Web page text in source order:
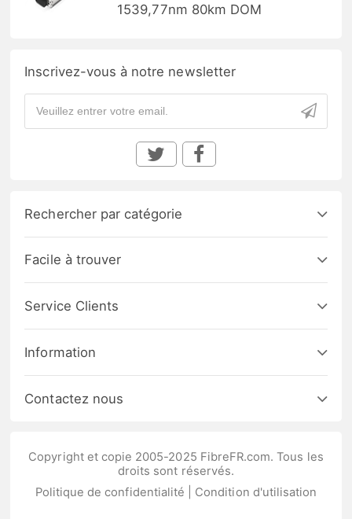
1539,77nm 80km DOM
Inscrivez-vous à notre newsletter
Rechercher par catégorie
Facile à trouver
Service Clients
Information
Contactez nous
Copyright et copie 2005-2025 FibreFR.com. Tous les
droits sont réservés.
Politique de confidentialité
Condition d'utilisation